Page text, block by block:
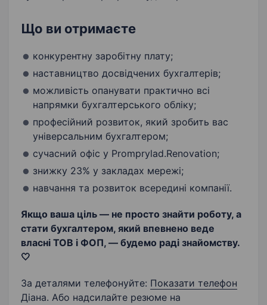
Що ви отримаєте
конкурентну заробітну плату;
наставництво досвідчених бухгалтерів;
можливість опанувати практично всі
напрямки бухгалтерського обліку;
професійний розвиток, який зробить вас
універсальним бухгалтером;
сучасний офіс у Promprylad.Renovation;
знижку 23% у закладах мережі;
навчання та розвиток всередині компанії.
Якщо ваша ціль — не просто знайти роботу, а
стати бухгалтером, який впевнено веде
власні ТОВ і ФОП, — будемо раді знайомству.
🤍
За деталями телефонуйте: Показати телефон
Діана. Або надсилайте резюме на